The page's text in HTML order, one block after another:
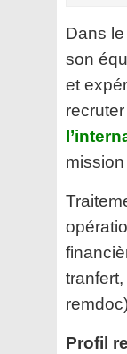
Dans
son
et
recruter
Profil